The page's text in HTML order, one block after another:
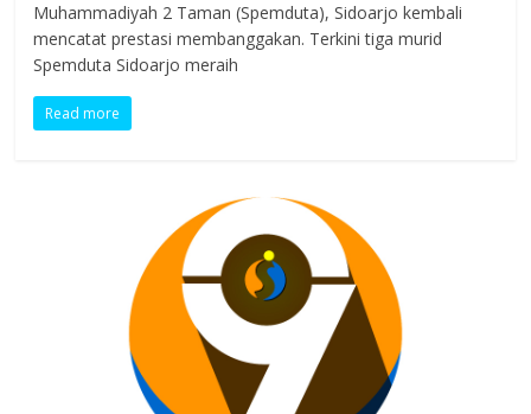
Muhammadiyah 2 Taman (Spemduta), Sidoarjo kembali
mencatat prestasi membanggakan. Terkini tiga murid
Spemduta Sidoarjo meraih
Read more